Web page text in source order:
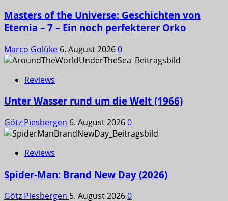
Masters of the Universe: Geschichten von
Eternia – 7 – Ein noch perfekterer Orko
Marco Golüke 6. August 20260
Reviews
Unter Wasser rund um die Welt (1966)
Götz Piesbergen 6. August 20260
Reviews
Spider-Man: Brand New Day (2026)
Götz Piesbergen 5. August 20260